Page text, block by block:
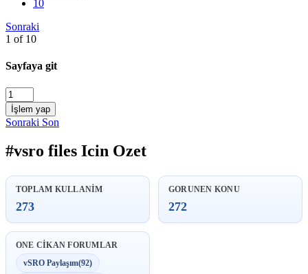
10
Sonraki
1 of 10
Sayfaya git
İşlem yap
Sonraki Son
#vsro files Icin Ozet
TOPLAM KULLANIM
273
GORUNEN KONU
272
ONE CIKAN FORUMLAR
vSRO Paylaşım(92)